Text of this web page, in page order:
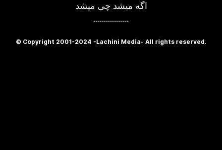
اگه میشد چی میشد
..................
© Copyright 2001-2024 -Lachini Media- All rights reserved.